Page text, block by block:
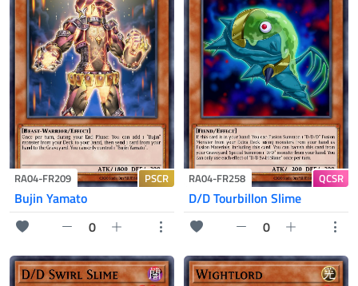
RA04-FR209 PSCR
Bujin Yamato
0
RA04-FR258 QCSR
D/D Tourbillon Slime
0